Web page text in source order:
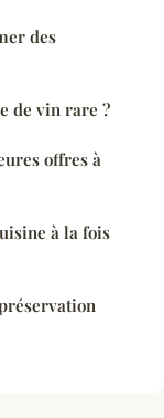
des
de vin rare ?
offres à
à la fois